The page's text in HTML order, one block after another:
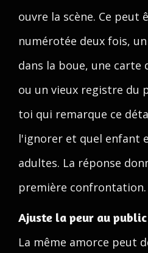
ouvre la scène. Ce peut
numérotée deux fois,
dans la boue, une carte
ou un vieux registre du
toi qui remarque ce
l'ignorer et quel enfant
adultes. La réponse
première confrontation.
Ajuste la peur au public
La même amorce peut